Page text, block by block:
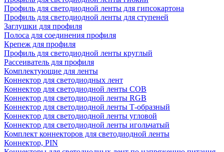
Профиль для светодиодной ленты для гипсокартона
Профиль для светодиодной ленты для ступеней
Заглушки для профиля
Полоса для соединения профиля
Крепеж для профиля
Профиль для светодиодной ленты круглый
Рассеиватель для профиля
Комплектующие для ленты
Коннектор для светодиодных лент
Коннектор для светодиодной ленты COB
Коннектор для светодиодной ленты RGB
Коннектор для светодиодной ленты Т-образный
Коннектор для светодиодной ленты угловой
Коннектор для светодиодной ленты игольчатый
Комплект коннекторов для светодиодной ленты
Коннектор, PIN